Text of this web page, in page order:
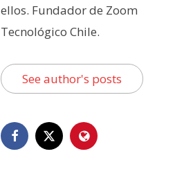
ellos. Fundador de Zoom
Tecnológico Chile.
See author's posts